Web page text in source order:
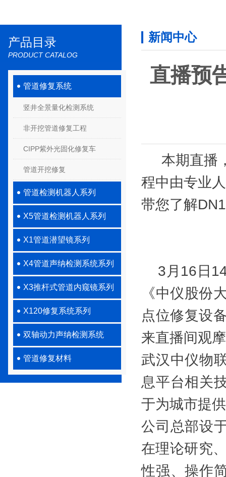
产品目录
PRODUCT CATALOG
管道修复系统
竖井全景量化检测系统
非开挖管道修复工程
CIPP紫外光固化修复车
管道开挖修复
管道检测机器人系列
X5管道检测机器人系列
X1管道潜望镜系列
X4管道声纳检测系统系列
X3推杆式管道内窥镜系列
X120修复系统系列
双轴动力声纳检测系统
管道修复材料
新闻中心
直播预
本期直播
程中由专业
带您了解
3月16日
《中仪股份
点位修复设
来直播间观
武汉中仪物
息平台相关
于为城市提
公司总部设
在理论研究
性强、操作